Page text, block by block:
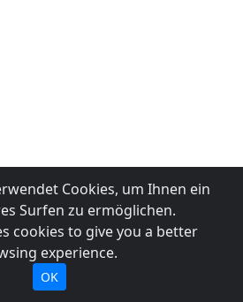
Cookies, um Ihnen ein
Surfen zu ermöglichen.
cookies to give you a better
experience.
OK